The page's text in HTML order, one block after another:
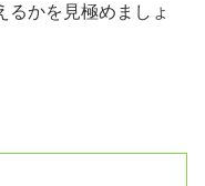
るかを見極めましょ